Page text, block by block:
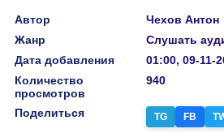
Автор
Чехов Антон
Жанр
Слушать
Дата добавления
01:00, 09-11-
Количество
просмотров
940
Поделиться TG FB